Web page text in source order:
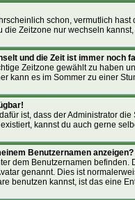
schon, vermutlich
die Zeitzone nur wechseln
und die Zeit ist immer noch
Zeitzone gewählt zu haben
kann es im Sommer zu einer
ist, dass der Administrator
kannst du auch gerne
Benutzernamen anzeigen?
dem Benutzernamen
genannt. Dies ist
benutzen kannst, ist das eine